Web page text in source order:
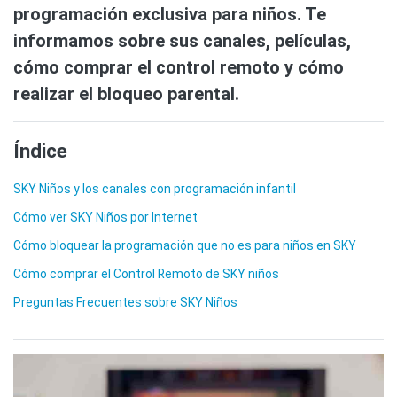
programación exclusiva para niños. Te
informamos sobre sus canales, películas,
cómo comprar el control remoto y cómo
realizar el bloqueo parental.
Índice
SKY Niños y los canales con programación infantil
Cómo ver SKY Niños por Internet
Cómo bloquear la programación que no es para niños en SKY
Cómo comprar el Control Remoto de SKY niños
Preguntas Frecuentes sobre SKY Niños